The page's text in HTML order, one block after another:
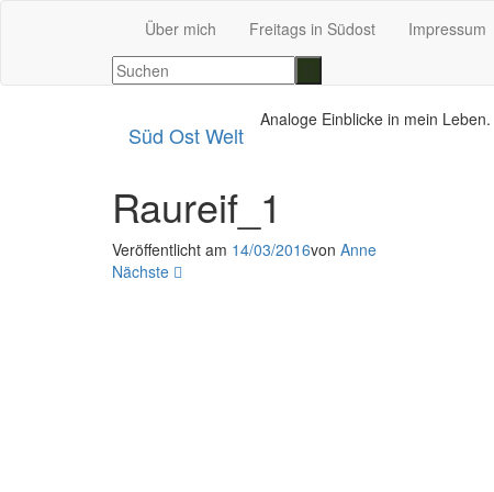
Über mich Freitags in Südost Impressum
Süd Ost Welt
Analoge Einblicke in mein Leben.
Raureif_1
Veröffentlicht am 14/03/2016von Anne
Nächste